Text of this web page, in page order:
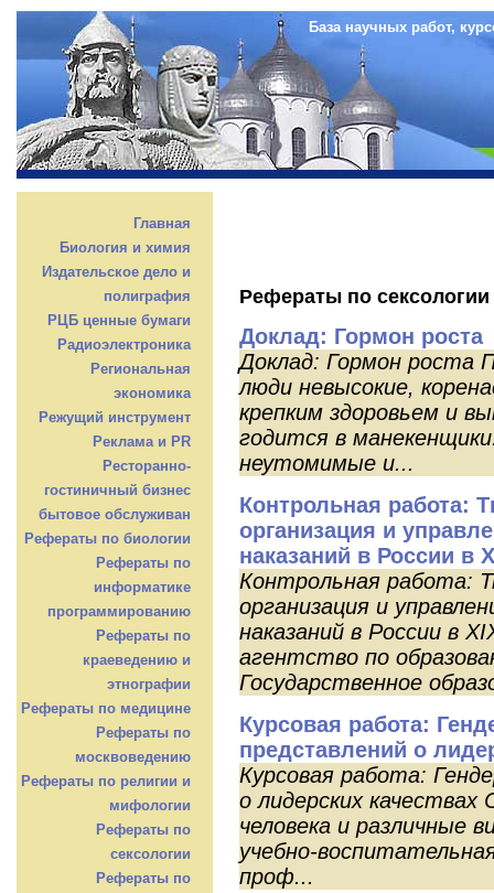
База научных работ,
Главная
Биология и химия
Издательское дело и
полиграфия
РЦБ ценные бумаги
Радиоэлектроника
Региональная
экономика
Режущий инструмент
Реклама и PR
Ресторанно-
гостиничный бизнес
бытовое обслуживан
Рефераты по биологии
Рефераты по
информатике
программированию
Рефераты по
краеведению и
этнографии
Рефераты по медицине
Рефераты по
москвоведению
Рефераты по религии и
мифологии
Рефераты по
сексологии
Рефераты по
Рефераты по сексологии
Доклад: Гормон роста
Доклад: Гормон роста
люди невысокие,
крепким здоровьем и
годится в
неутомимые и...
Контрольная работа:
организация и
наказаний в России в
Контрольная работа:
организация и
наказаний в России в
агентство по
Государственное
Курсовая работа:
представлений о
Курсовая работа:
о лидерских
человека и различные
учебно-
проф...